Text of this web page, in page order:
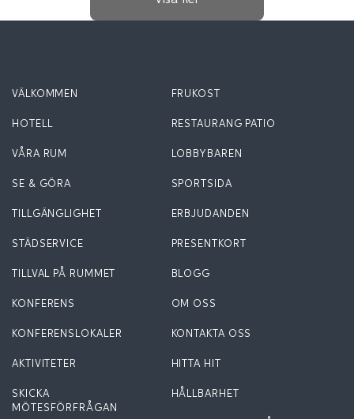
VÄLKOMMEN
HOTELL
VÅRA RUM
SE & GÖRA
TILLGÄNGLIGHET
STÄDSERVICE
TILLVAL PÅ RUMMET
KONFERENS
KONFERENSLOKALER
AKTIVITETER
SKICKA
MÖTESFÖRFRÅGAN
FRUKOST
RESTAURANG PATIO
LOBBYBAREN
SPORTSIDA
ERBJUDANDEN
PRESENTKORT
BLOGG
OM OSS
KONTAKTA OSS
HITTA HIT
HÅLLBARHET